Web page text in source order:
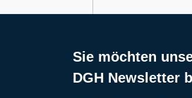
Sie möchten
DGH Newsletter